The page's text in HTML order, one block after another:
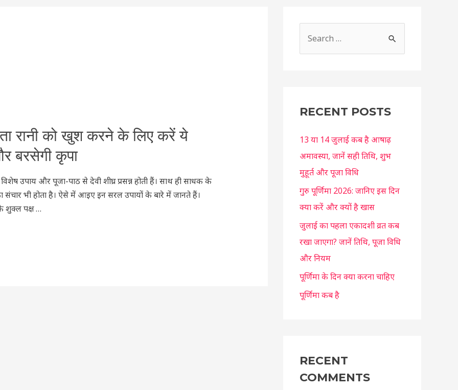
रानी को खुश करने के लिए करें ये
बरसेगी कृपा
विशेष उपाय और पूजा-पाठ से देवी शीघ्र प्रसन्न होती हैं। साथ ही साधक के
भी होता है। ऐसे में आइए इन सरल उपायों के बारे में जानते हैं।
शुक्ल पक्ष …
e
c
f
o
r
:
RECENT POSTS
13 या 14 जुलाई कब है आषाढ़
अमावस्या, जानें सही तिथि, शुभ
मुहूर्त और पूजा विधि
गुरु पूर्णिमा 2026: जानिए इस दिन
क्या करें और क्यों है खास
जुलाई का पहला एकादशी व्रत कब
रखा जाएगा? जानें तिथि, पूजा विधि
और नियम
पूर्णिमा के दिन क्या करना चाहिए
पूर्णिमा कब है
RECENT
COMMENTS